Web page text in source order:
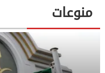
منوعات